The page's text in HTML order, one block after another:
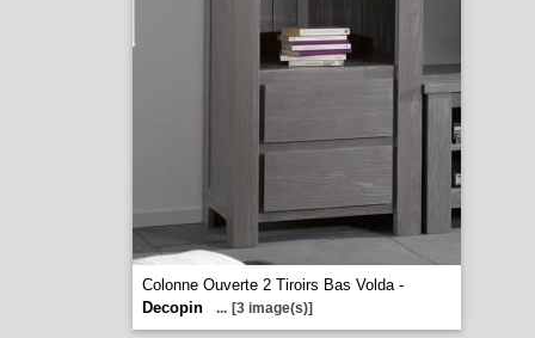
Colonne Ouverte 2 Tiroirs Bas Volda -
Decopin
... [3 image(s)]